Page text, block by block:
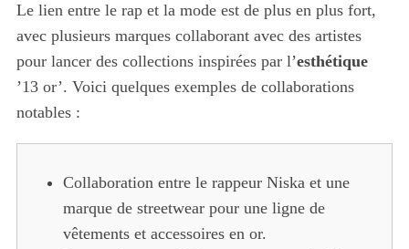
Le lien entre le rap et la mode est de plus en plus fort,
avec plusieurs marques collaborant avec des artistes
pour lancer des collections inspirées par l’esthétique
’13 or’. Voici quelques exemples de collaborations
notables :
Collaboration entre le rappeur Niska et une
marque de streetwear pour une ligne de
vêtements et accessoires en or.